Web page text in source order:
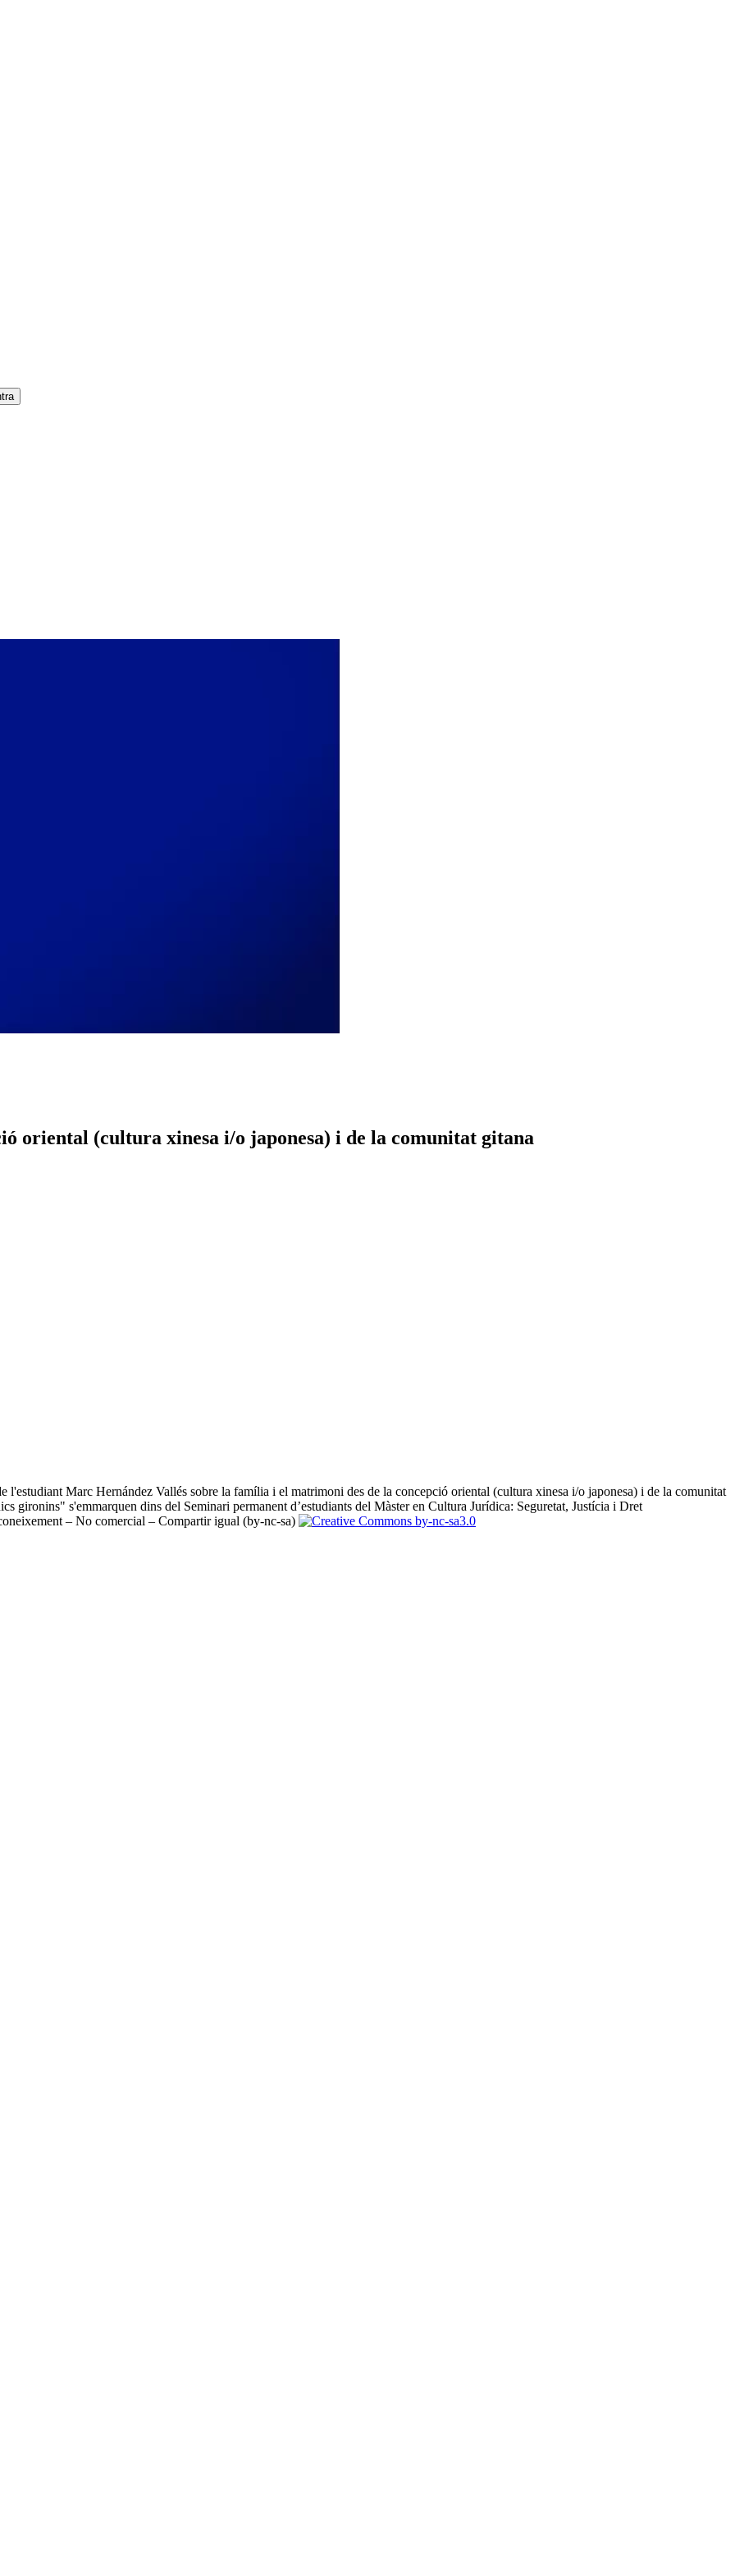
oriental (cultura xinesa i/o japonesa) i de la comunitat gitana
Marc Hernández Vallés sobre la família i el matrimoni des de la concepció oriental (cultura xinesa i/o japonesa) i de la comunitat
gironins" s'emmarquen dins del Seminari permanent d’estudiants del Màster en Cultura Jurídica: Seguretat, Justícia i Dret
– No comercial – Compartir igual (by-nc-sa)